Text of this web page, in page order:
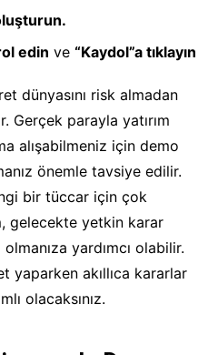
edin ve “Kaydol”a tıklayın
dünyasını risk almadan
Gerçek parayla yatırım
alışabilmeniz için demo
önemle tavsiye edilir.
bir tüccar için çok
gelecekte yetkin karar
yardımcı olabilir.
yaparken akıllıca kararlar
olacaksınız.